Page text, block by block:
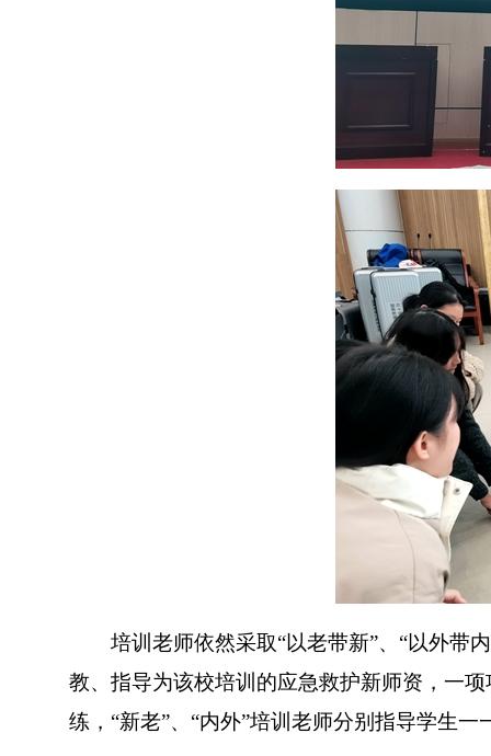
培训老师依然采取“以老带新”、“以外带内
教、指导为该校培训的应急救护新师资，一
练，“新老”、“内外”培训老师分别指导学生